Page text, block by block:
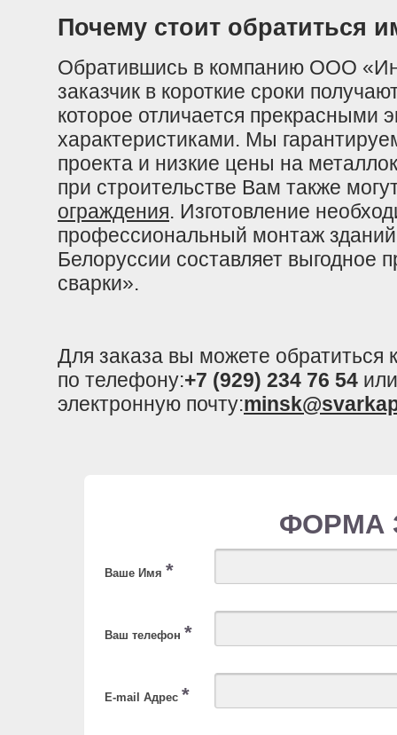
Почему стоит обратиться
Обратившись в компанию ООО
заказчик в короткие сроки
которое отличается прекрасными
характеристиками. Мы
проекта и низкие цены на
при строительстве Вам также
ограждения. Изготовление
профессиональный монтаж
Белоруссии составляет
сварки».
Для заказа вы можете
по телефону:+7 (929) 234 76 54
электронную почту:
ФОРМА
Ваше Имя *
Ваш телефон *
E-mail Адрес *